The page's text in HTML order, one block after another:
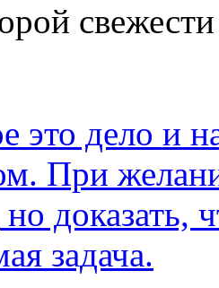
свежести
это дело и
При
доказать,
задача.